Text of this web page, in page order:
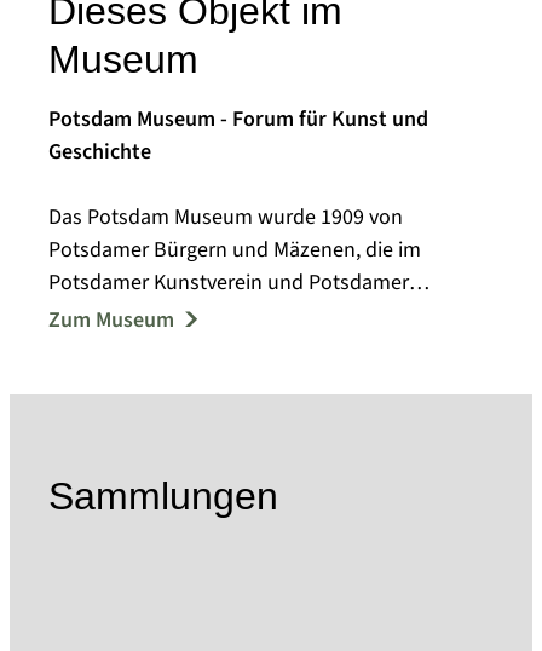
Dieses Objekt im
Museum
Potsdam Museum - Forum für Kunst und
Geschichte
Das Potsdam Museum wurde 1909 von
Potsdamer Bürgern und Mäzenen, die im
Potsdamer Kunstverein und Potsdamer
Museumsverein aktiv waren, als Städtisches
Wert dem städtischen Museum übergeben.
Heute zählen die Sammlungsbestände des
Zum Museum
Sammlungen